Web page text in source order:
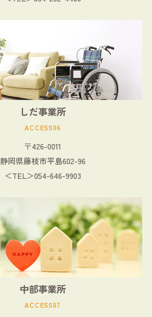
しだ事業所
ACCESS06
〒426-0011
静岡県藤枝市平島602-96
＜TEL＞054-646-9903
中部事業所
ACCESS07